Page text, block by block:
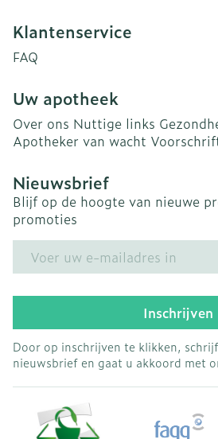
Klantenservice
FAQ
Uw apotheek
Over ons Nuttige links
Apotheker van wacht
Nieuwsbrief
Blijf op de hoogte van nieuwe
promoties
Inschrijven
Door op inschrijven te klikken,
nieuwsbrief en gaat u akkoord met